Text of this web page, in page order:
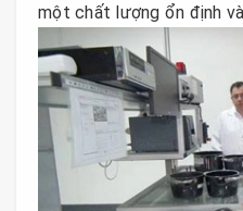
một chất lượng ổn định